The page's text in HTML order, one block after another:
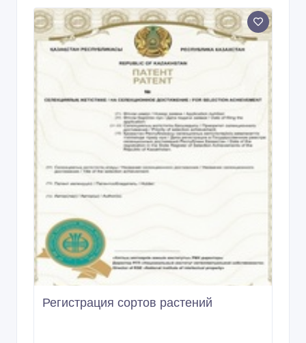
Регистрация сортов растений